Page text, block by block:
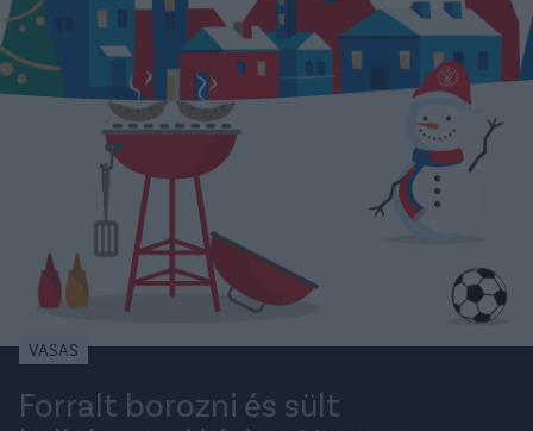
VASAS
Forralt borozni és sült